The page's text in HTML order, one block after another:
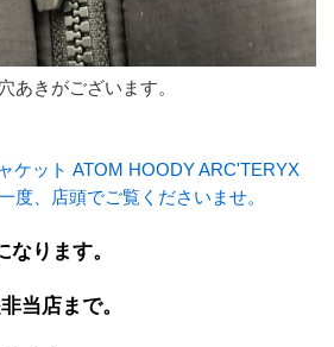
あきがございます。
ケット ATOM HOODY ARC'TERYX
度、店頭でご覧くださいませ。
ります。
当店まで。